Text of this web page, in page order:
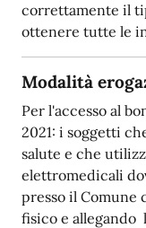
correttamente il
ottenere tutte le
Modalità
Per l'accesso al
2021: i soggetti
salute e che
elettromedicali
presso il Comune
fisico e allegando